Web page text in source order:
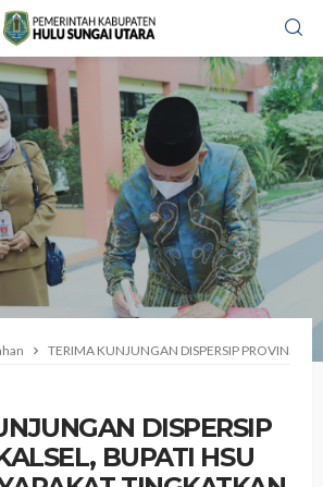
TERIMA KUNJUNGAN DISPERSIP PROVINSI
DISPERSIP
BUPATI HSU